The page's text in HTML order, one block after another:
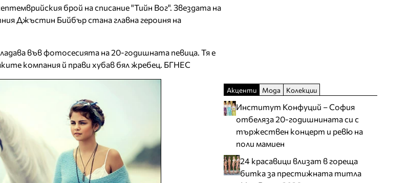
брой на списание "Тийн Вог". Звездата на
Джъстин Бийбър стана главна героиня на
във фотосесията на 20-годишната певица. Тя е
компания й прави хубав бял жребец. БГНЕС
Акценти Мода Колекции
Институт Конфуций – София
отбеляза 20-годишнината си с
тържествен концерт и ревю на
поли мамиен
24 красавици влизат в гореща
битка за престижната титла